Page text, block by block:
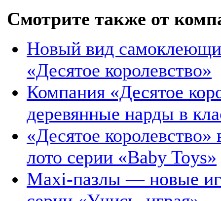
Смотрите также от
Новый вид
«Десятое королевство»
Компания «Десятое
деревянные нарды в
«Десятое
лото серии «Baby Toys»
Maxi-пазлы — новые